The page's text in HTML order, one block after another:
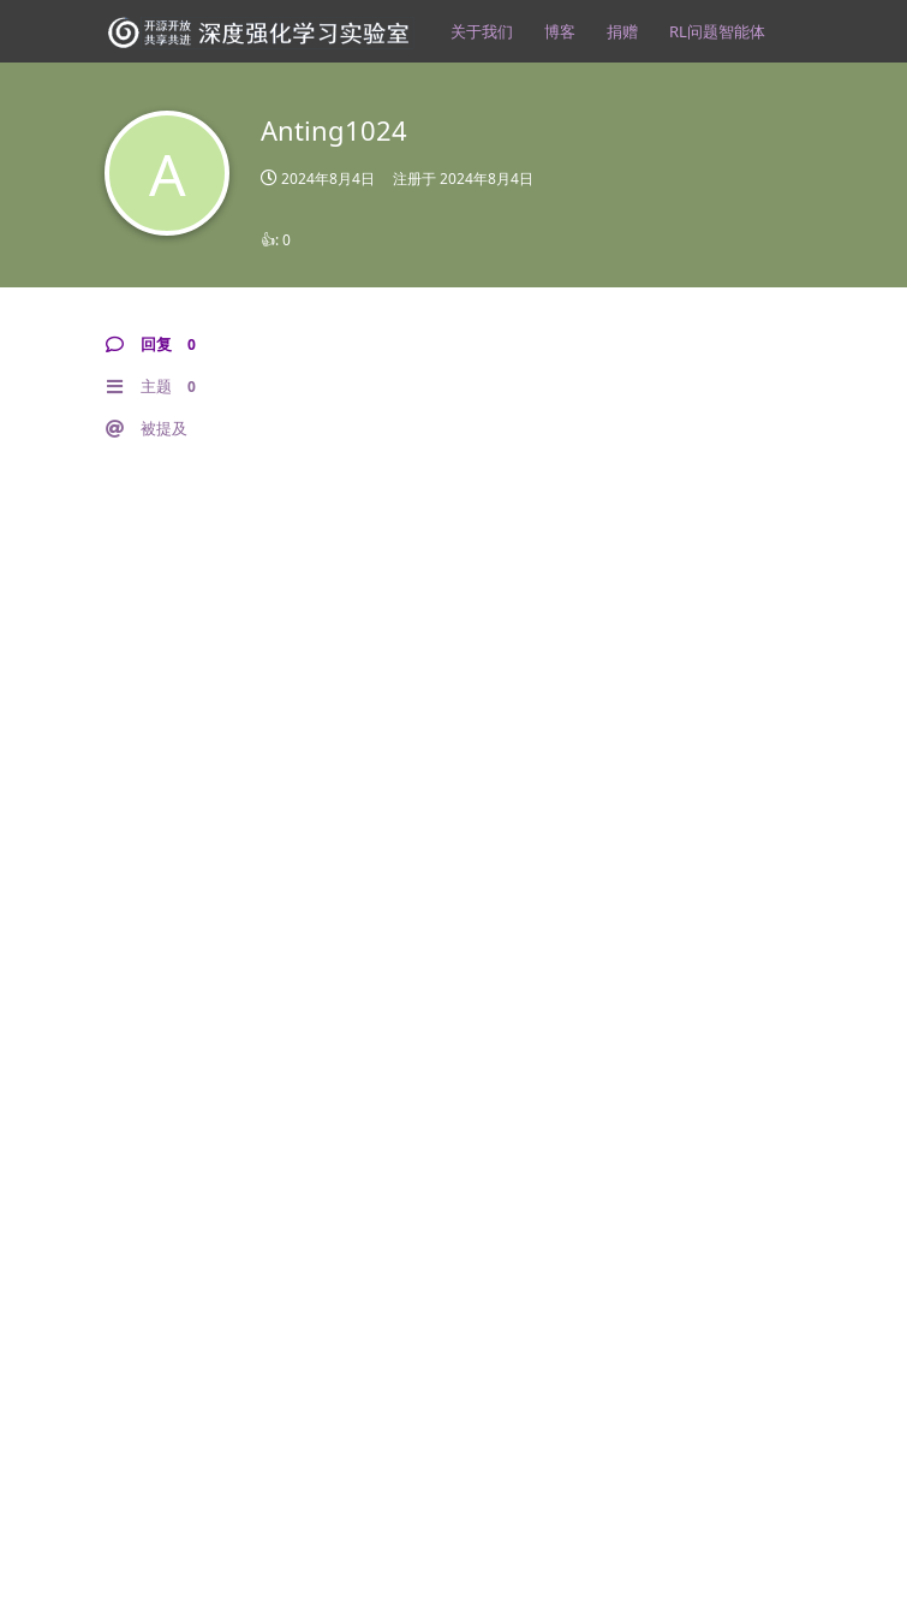
关于我们 博客 捐赠 RL问题智能体
A
Anting1024
2024年8月4日 注册于2024年8月4日
👍:0
回复 0
主题 0
被提及